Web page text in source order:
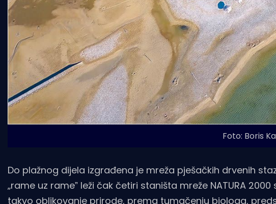
Foto: Boris
Do plažnog dijela izgrađena je mreža pješačkih drvenih
„rame uz rameˮ leži čak četiri staništa mreže NATURA
takvo oblikovanje prirode, prema tumačenju biologa,